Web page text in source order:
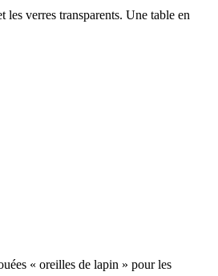
verres transparents. Une table en
« oreilles de lapin » pour les